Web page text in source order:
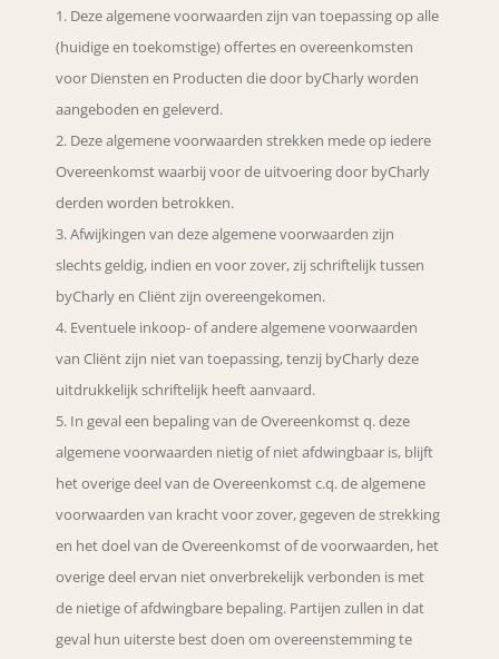
Deze algemene voorwaarden zijn van toepassing op alle
(huidige en toekomstige) offertes en overeenkomsten
voor Diensten en Producten die door byCharly worden
aangeboden en geleverd.
Deze algemene voorwaarden strekken mede op iedere
Overeenkomst waarbij voor de uitvoering door byCharly
derden worden betrokken.
Afwijkingen van deze algemene voorwaarden zijn
slechts geldig, indien en voor zover, zij schriftelijk tussen
byCharly en Cliënt zijn overeengekomen.
Eventuele inkoop- of andere algemene voorwaarden
van Cliënt zijn niet van toepassing, tenzij byCharly deze
uitdrukkelijk schriftelijk heeft aanvaard.
In geval een bepaling van de Overeenkomst q. deze
algemene voorwaarden nietig of niet afdwingbaar is, blijft
het overige deel van de Overeenkomst c.q. de algemene
voorwaarden van kracht voor zover, gegeven de strekking
en het doel van de Overeenkomst of de voorwaarden, het
overige deel ervan niet onverbrekelijk verbonden is met
de nietige of afdwingbare bepaling. Partijen zullen in dat
geval hun uiterste best doen om overeenstemming te